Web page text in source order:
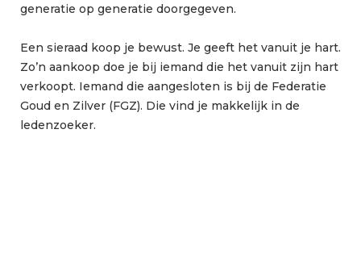
generatie op generatie doorgegeven.
Een sieraad koop je bewust. Je geeft het vanuit je hart.
Zo’n aankoop doe je bij iemand die het vanuit zijn hart
verkoopt. Iemand die aangesloten is bij de Federatie
Goud en Zilver (FGZ). Die vind je makkelijk in de
ledenzoeker.